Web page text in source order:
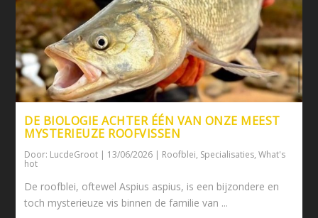
DE BIOLOGIE ACHTER ÉÉN VAN ONZE MEEST
MYSTERIEUZE ROOFVISSEN
Door: LucdeGroot | 13/06/2026 | Roofblei, Specialisaties,What's
hot
De roofblei, oftewel Aspius aspius, is een bijzondere en
toch mysterieuze vis binnen de familie van ...